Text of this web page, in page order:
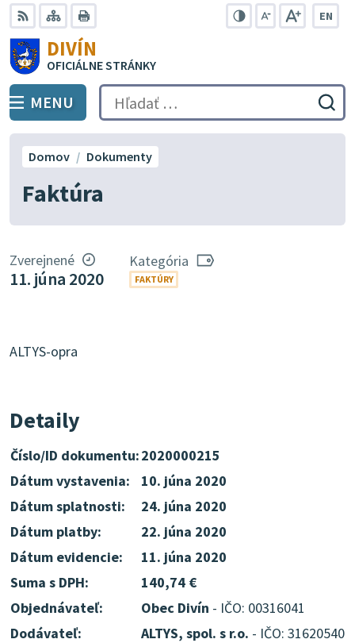
Preskočiť
na
obsah
RSS Mapa
EN
DIVÍN
OFICIÁLNE STRÁNKY
PREPNÚŤ
MENU Hľadať:
Faktúra
Domov Dokumenty
Zverejnené
11. júna 2020
Kategória
FAKTÚRY
ALTYS-opra
Detaily
Číslo/ID dokumentu:2020000215
Dátum vystavenia:
10. júna 2020
Dátum splatnosti:
24. júna 2020
Dátum platby:
22. júna 2020
Dátum evidencie:
11. júna 2020
Suma s DPH:
140,74 €
Objednávateľ:
Obec Divín - IČO: 00316041
Dodávateľ:
ALTYS, spol. s r.o. - IČO: 31620540